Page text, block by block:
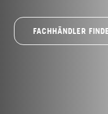
FACHHÄNDLER